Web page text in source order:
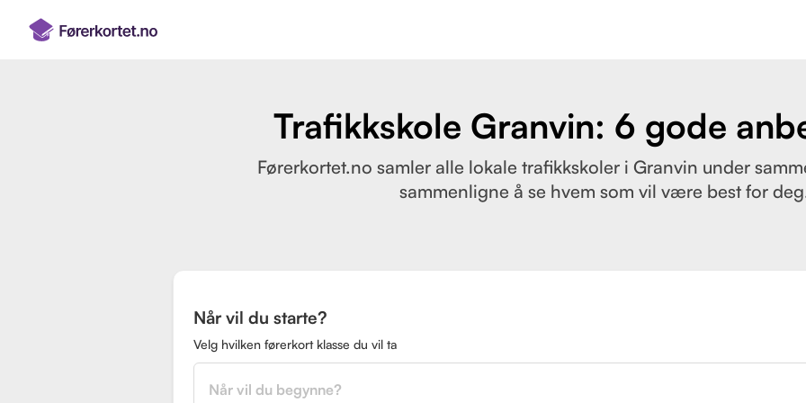
Trafikkskole Granvin: 6 gode
Førerkortet.no samler alle lokale trafikkskoler i Granvin under
sammenligne å se hvem som vil være best for
Når vil du starte?
Velg hvilken førerkort klasse du vil ta
Når vil du begynne?